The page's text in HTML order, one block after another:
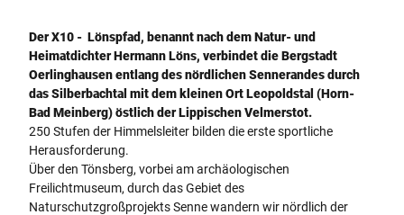
Der X10 - Lönspfad, benannt nach dem Natur- und
Heimatdichter Hermann Löns, verbindet die Bergstadt
Oerlinghausen entlang des nördlichen Sennerandes durch
das Silberbachtal mit dem kleinen Ort Leopoldstal (Horn-
Bad Meinberg) östlich der Lippischen Velmerstot.
250 Stufen der Himmelsleiter bilden die erste sportliche
Herausforderung.
Über den Tönsberg, vorbei am archäologischen
Freilichtmuseum, durch das Gebiet des
Naturschutzgroßprojekts Senne wandern wir nördlich der